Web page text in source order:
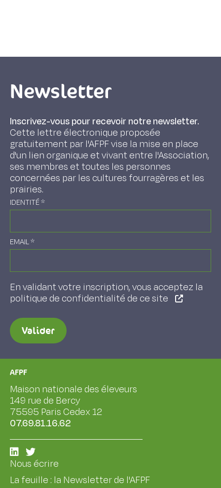
Newsletter
Inscrivez-vous pour recevoir notre newsletter.
Cette lettre électronique proposée
gratuitement par l'AFPF vise la mise en place
d'un lien organique et vivant entre l'Association,
ses membres et toutes les personnes
concernées par les cultures fourragères et les
prairies.
IDENTITÉ*
EMAIL*
En validant votre inscription, vous acceptez la
politique de confidentialité de ce site
Valider
AFPF
Maison nationale des éleveurs
149 rue de Bercy
75595 Paris Cedex 12
07.69.81.16.62
Nous écrire
La feuille : la Newsletter de l'AFPF